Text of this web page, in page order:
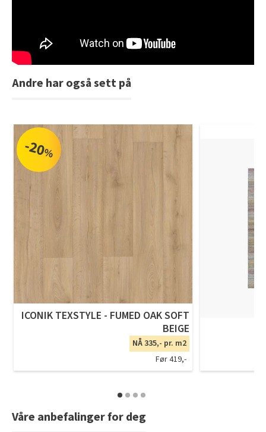
Andre har også sett på
-20%
ICONIK TEXSTYLE - FUMED OAK SOFT
BEIGE
NÅ 335,- pr. m2
Før 419,-
Våre anbefalinger for deg